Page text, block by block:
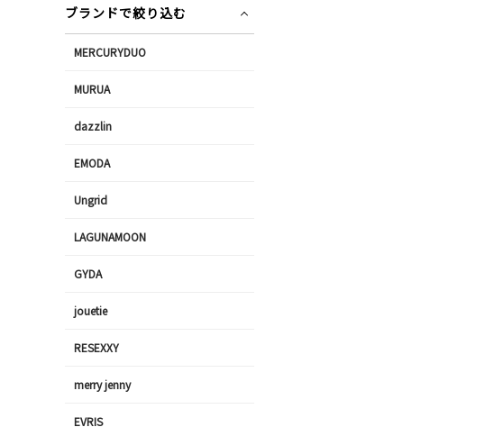
ブランドで絞り込む
MERCURYDUO
MURUA
dazzlin
EMODA
Ungrid
LAGUNAMOON
GYDA
jouetie
RESEXXY
merry jenny
EVRIS